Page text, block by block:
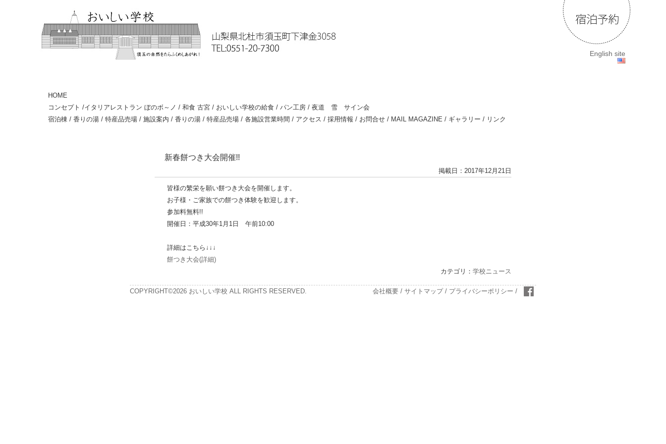
English site
HOME
コンセプト /イタリアレストラン ぼのボ～ノ / 和食 古宮 / おいしい学校の給食 / パン工房 / 夜道 雪 サイン会
宿泊棟 / 香りの湯 / 特産品売場 / 施設案内 / 香りの湯 / 特産品売場 / 各施設営業時間 / アクセス / 採用情報 / お問合せ / MAIL MAGAZINE / ギャラリー / リンク
新春餅つき大会開催!!
掲載日：2017年12月21日
皆様の繁栄を願い餅つき大会を開催します。
お子様・ご家族での餅つき体験を歓迎します。
参加料無料!!
開催日：平成30年1月1日 午前10:00
詳細はこちら↓↓↓
餅つき大会(詳細)
カテゴリ： 学校ニュース
会社概要 / サイトマップ/ プライバシーポリシー /
COPYRIGHT©2026 おいしい学校 ALL RIGHTS RESERVED.